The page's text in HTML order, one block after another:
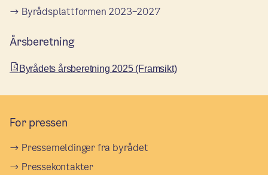
Byrådsplattformen 2023–2027
Årsberetning
Byrådets årsberetning 2025 (Framsikt)
For pressen
Pressemeldinger fra byrådet
Pressekontakter